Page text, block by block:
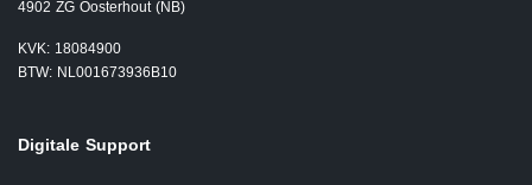
4902 ZG Oosterhout (NB)
KVK: 18084900
BTW: NL001673936B10
Digitale Support